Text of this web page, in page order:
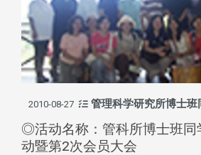
2010-08-27 管理科学研究所博士班
◎活动名称：管科所博士班同
动暨第2次会员大会